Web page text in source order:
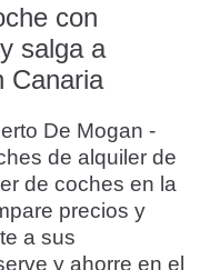
con
salga a
Canaria
De Mogan -
de alquiler de
de coches en la
precios y
a sus
y ahorre en el